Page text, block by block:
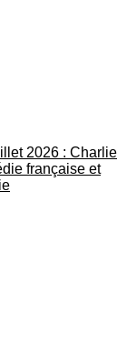
2026 : Charlie
française et